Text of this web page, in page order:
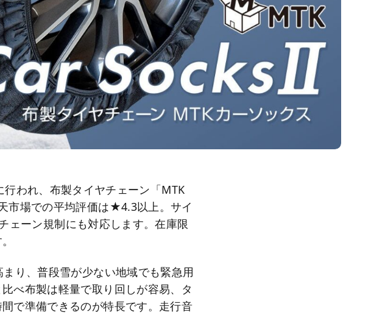
われ、布製タイヤチェーン「MTK
市場での平均評価は★4.3以上。サイ
ェーン規制にも対応します。在庫限
り、普段雪が少ない地域でも緊急用
べ布製は軽量で取り回しが容易、タ
で準備できるのが特長です。走行音